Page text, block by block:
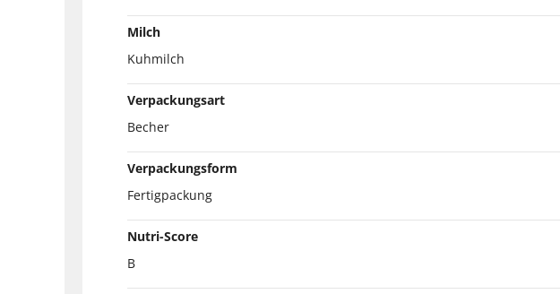
Milch
Kuhmilch
Verpackungsart
Becher
Verpackungsform
Fertigpackung
Nutri-Score
B